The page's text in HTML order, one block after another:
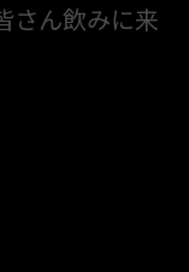
さん飲みに来